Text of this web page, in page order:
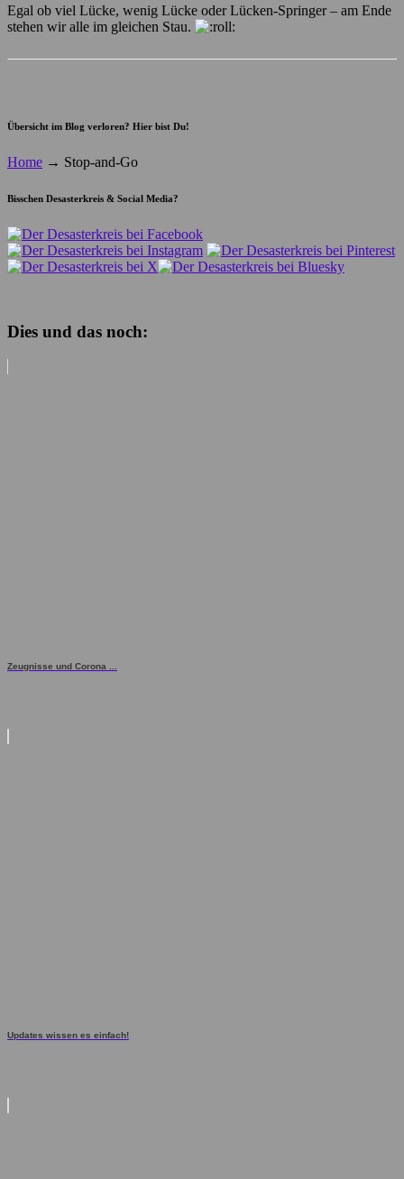
Egal ob viel Lücke, wenig Lücke oder Lücken-Springer – am Ende
stehen wir alle im gleichen Stau.
Übersicht im Blog verloren? Hier bist Du!
Home → Stop-and-Go
Bisschen Desasterkreis & Social Media?
Dies und das noch:
Zeugnisse und Corona ...
Updates wissen es einfach!